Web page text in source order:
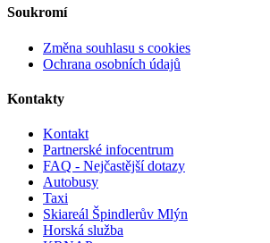
Soukromí
Změna souhlasu s cookies
Ochrana osobních údajů
Kontakty
Kontakt
Partnerské infocentrum
FAQ - Nejčastější dotazy
Autobusy
Taxi
Skiareál Špindlerův Mlýn
Horská služba